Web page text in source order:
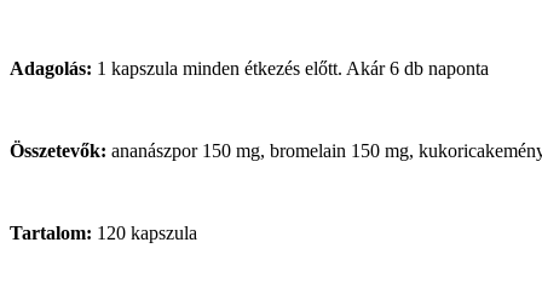
Adagolás: 1 kapszula minden étkezés előtt. Akár 6 db naponta
Összetevők: ananászpor 150 mg, bromelain 150 mg,
Tartalom: 120 kapszula